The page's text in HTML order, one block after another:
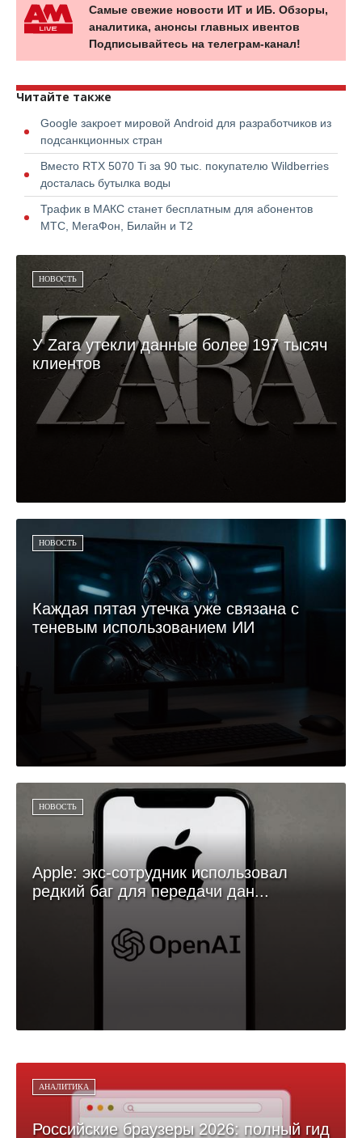
Самые свежие новости ИТ и ИБ. Обзоры,
аналитика, анонсы главных ивентов
Подписывайтесь на телеграм-канал!
Читайте также
Google закроет мировой Android для разработчиков из
подсанкционных стран
Вместо RTX 5070 Ti за 90 тыс. покупателю Wildberries
досталась бутылка воды
Трафик в МАКС станет бесплатным для абонентов
МТС, МегаФон, Билайн и Т2
НОВОСТЬ
У Zara утекли данные более 197 тысяч
клиентов
НОВОСТЬ
Каждая пятая утечка уже связана с
теневым использованием ИИ
НОВОСТЬ
Apple: экс-сотрудник использовал
редкий баг для передачи дан...
АНАЛИТИКА
Российские браузеры 2026: полный гид